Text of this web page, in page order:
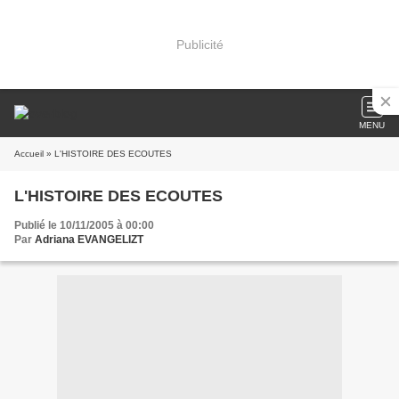
Publicité
MENU
Accueil » L'HISTOIRE DES ECOUTES
L'HISTOIRE DES ECOUTES
Publié le 10/11/2005 à 00:00
Par Adriana EVANGELIZT